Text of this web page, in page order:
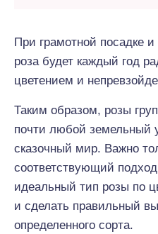
При грамотной посадке
роза будет каждый год
цветением и
Таким образом, розы
почти любой земельный
сказочный мир. Важно
соответствующий
идеальный тип розы по
и сделать правильный
определенного сорта.